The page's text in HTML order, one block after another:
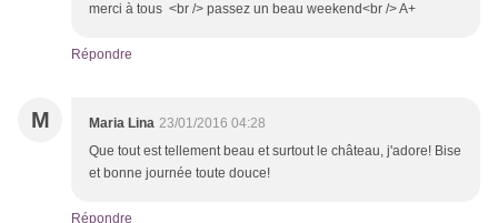
merci à tous <br /> passez un beau weekend<br /> A+
Répondre
M Maria Lina 23/01/2016 04:28
Que tout est tellement beau et surtout le château, j'adore! Bise
et bonne journée toute douce!
Répondre